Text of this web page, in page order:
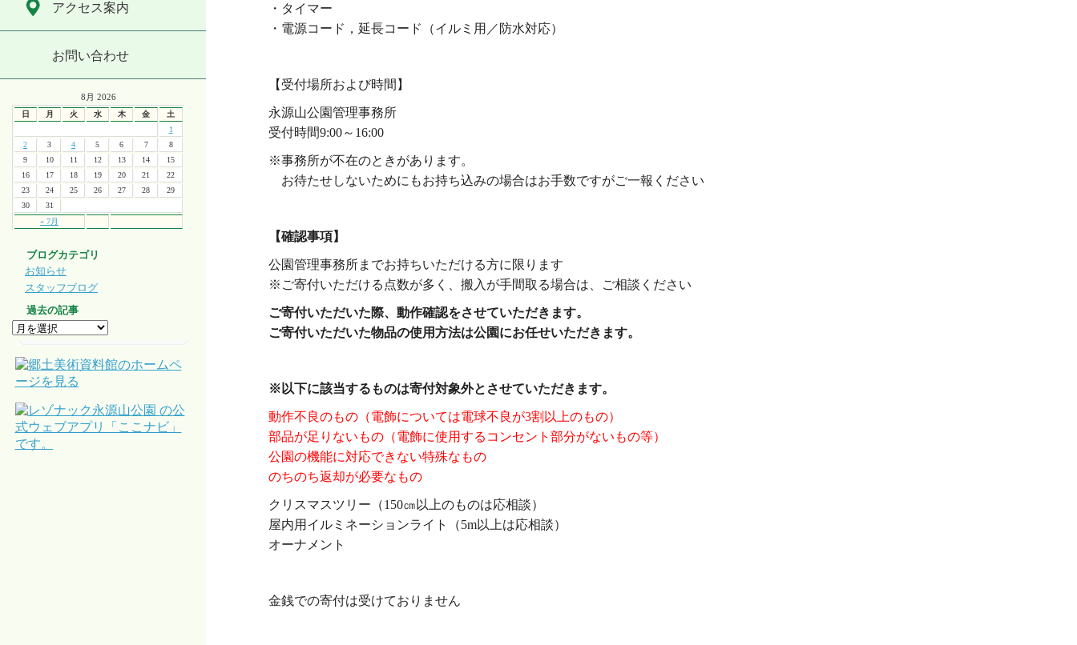
アクセス案内
お問い合わせ
8月 2026
日 月 火 水 木 金 土
« 7月
1
2
3 4 5 6 7
8
9
10 11 12 13 14
15
16
17 18 19 20 21
22
23
24 25 26 27 28
29
30
31
ブログカテゴリ
お知らせ
スタッフブログ
過去の記事
・タイマー
・電源コード，延長コード（イルミ用／防水対応）
【受付場所および時間】
永源山公園管理事務所
受付時間9:00～16:00
※事務所が不在のときがあります。
お待たせしないためにもお持ち込みの場合はお手数ですがご一報ください
【確認事項】
公園管理事務所までお持ちいただける方に限ります
※ご寄付いただける点数が多く、搬入が手間取る場合は、ご相談ください
ご寄付いただいた際、動作確認をさせていただきます。
ご寄付いただいた物品の使用方法は公園にお任せいただきます。
※以下に該当するものは寄付対象外とさせていただきます。
動作不良のもの（電飾については電球不良が3割以上のもの）
部品が足りないもの（電飾に使用するコンセント部分がないもの等）
公園の機能に対応できない特殊なもの
のちのち返却が必要なもの
クリスマスツリー（150㎝以上のものは応相談）
屋内用イルミネーションライト（5m以上は応相談）
オーナメント
金銭での寄付は受けておりません